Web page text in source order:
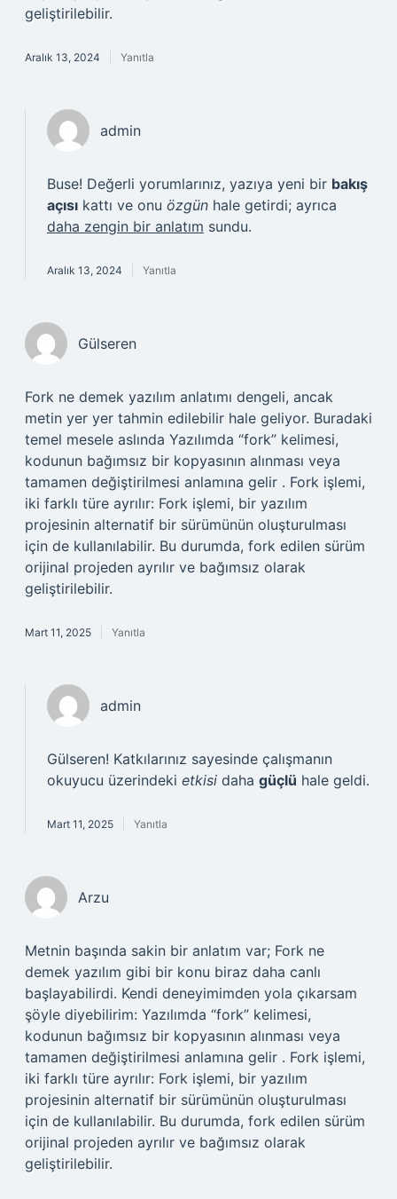
geliştirilebilir.
Aralık 13, 2024 Yanıtla
admin
Buse! Değerli yorumlarınız, yazıya yeni bir bakış
açısı kattı ve onu özgün hale getirdi; ayrıca
daha zengin bir anlatım sundu.
Aralık 13, 2024 Yanıtla
Gülseren
Fork ne demek yazılım anlatımı dengeli, ancak
metin yer yer tahmin edilebilir hale geliyor. Buradaki
temel mesele aslında Yazılımda “fork” kelimesi,
kodunun bağımsız bir kopyasının alınması veya
tamamen değiştirilmesi anlamına gelir . Fork işlemi,
iki farklı türe ayrılır: Fork işlemi, bir yazılım
projesinin alternatif bir sürümünün oluşturulması
için de kullanılabilir. Bu durumda, fork edilen sürüm
orijinal projeden ayrılır ve bağımsız olarak
geliştirilebilir.
Mart 11, 2025 Yanıtla
admin
Gülseren! Katkılarınız sayesinde çalışmanın
okuyucu üzerindeki etkisi daha güçlü hale geldi.
Mart 11, 2025 Yanıtla
Arzu
Metnin başında sakin bir anlatım var; Fork ne
demek yazılım gibi bir konu biraz daha canlı
başlayabilirdi. Kendi deneyimimden yola çıkarsam
şöyle diyebilirim: Yazılımda “fork” kelimesi,
kodunun bağımsız bir kopyasının alınması veya
tamamen değiştirilmesi anlamına gelir . Fork işlemi,
iki farklı türe ayrılır: Fork işlemi, bir yazılım
projesinin alternatif bir sürümünün oluşturulması
için de kullanılabilir. Bu durumda, fork edilen sürüm
orijinal projeden ayrılır ve bağımsız olarak
geliştirilebilir.